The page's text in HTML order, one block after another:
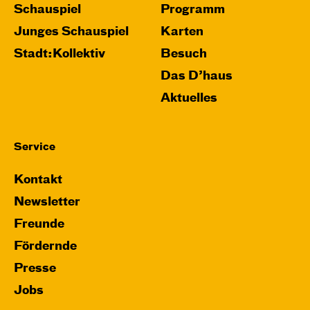
JUNGES SCHAUSPIEL
Wolf
Ein Stück über Mut und Freundschaft
Regie: Carmen Schwarz
Karten
Schauspiel
Junges Schauspiel
Stadt:Kollektiv
Programm
Karten
Besuch
Das D’haus
Aktuelles
Service
Kontakt
Newsletter
Freunde
Fördernde
Presse
Jobs